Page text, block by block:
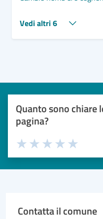
Vedi altri 6
Quanto sono chiare
pagina?
Valuta 5
Valuta 4
Valuta 3 stelle su
Valuta 2 stelle su 5
Valuta 1 stelle su 5
Contatta il comune